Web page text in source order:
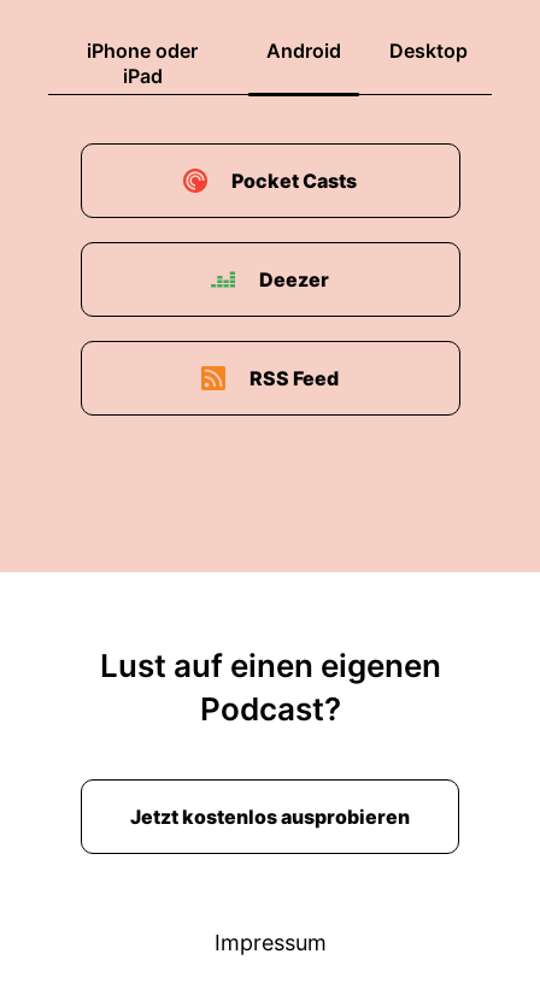
iPhone oder
iPad
Android Desktop
Pocket Casts
Deezer
RSS Feed
Lust auf einen eigenen
Podcast?
Jetzt kostenlos ausprobieren
Impressum